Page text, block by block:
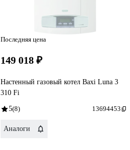
Последняя цена
149 018 ₽
Настенный газовый котел Baxi Luna 3
310 Fi
5(8) 13694453
Аналоги